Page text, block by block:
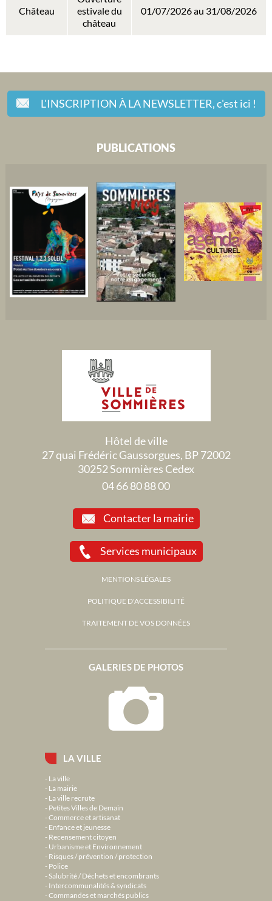
Château
estivale du
château
01/07/2026 au 31/08/2026
L'INSCRIPTION À LA NEWSLETTER,c'est ici !
LA VILLE
La ville
La mairie
La ville recrute
Petites Villes de Demain
Commerce et artisanat
Enfance et jeunesse
Recensement citoyen
Urbanisme et Environnement
Risques / prévention / protection
Police
Salubrité / Déchets et encombrants
Intercommunalités & syndicats
Commandes et marchés publics
GALERIES DE PHOTOS
PUBLICATIONS
Hôtel de ville
27 quai Frédéric Gaussorgues, BP 72002
30252 Sommières Cedex
04 66 80 88 00
Contacter la mairie
Services municipaux
MENTIONS LÉGALES
POLITIQUE D'ACCESSIBILITÉ
TRAITEMENT DE VOS DONNÉES